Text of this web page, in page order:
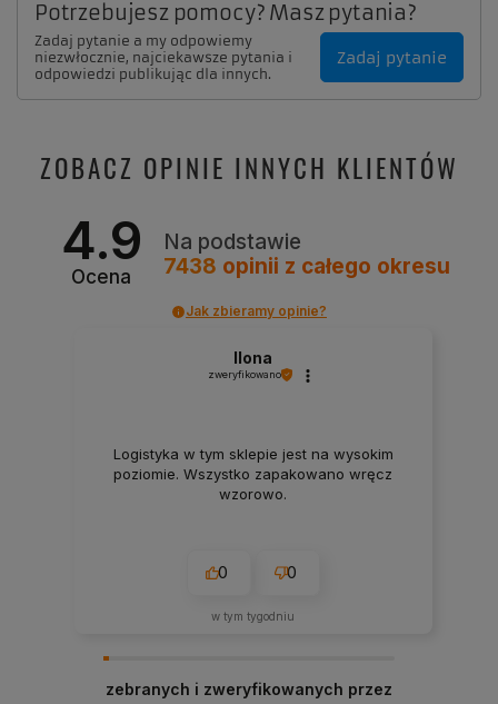
Potrzebujesz pomocy? Masz pytania?
Zadaj pytanie a my odpowiemy
niezwłocznie, najciekawsze pytania i
odpowiedzi publikując dla innych.
Zadaj pytanie
ZOBACZ OPINIE INNYCH KLIENTÓW
4.9
Ocena
Na podstawie
7438 opinii z całego okresu
Jak zbieramy opinie?
Ilona
zweryfikowano
Logistyka w tym sklepie jest na wysokim
poziomie. Wszystko zapakowano wręcz
wzorowo.
0 0
w tym tygodniu
zebranych i zweryfikowanych przez